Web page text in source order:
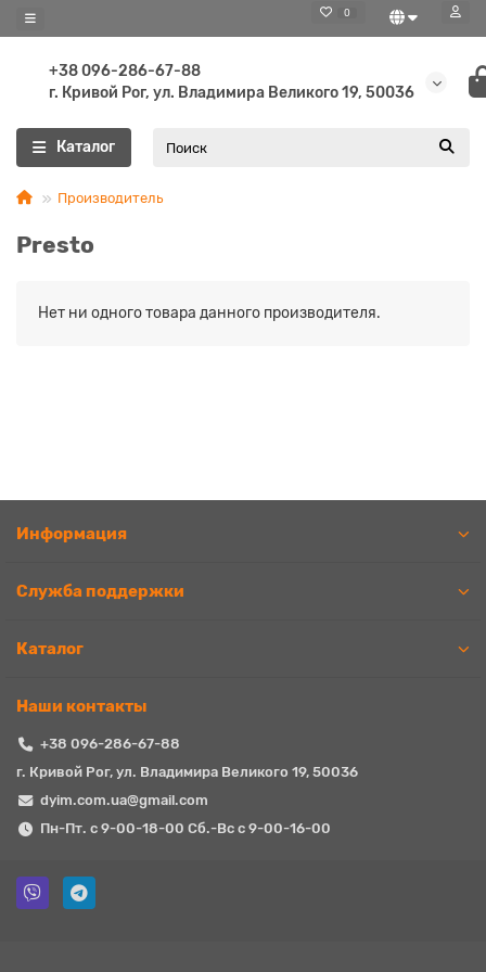
0
+38 096-286-67-88
г. Кривой Рог, ул. Владимира Великого 19, 50036
Каталог
Производитель
Presto
Нет ни одного товара данного производителя.
Информация
Служба поддержки
Каталог
Наши контакты
+38 096-286-67-88
г. Кривой Рог, ул. Владимира Великого 19, 50036
dyim.com.ua@gmail.com
Пн-Пт. с 9-00-18-00 Сб.-Вс с 9-00-16-00